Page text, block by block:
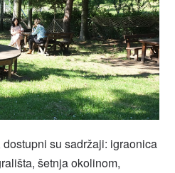
su sadržaji: igraonica
šetnja okolinom,